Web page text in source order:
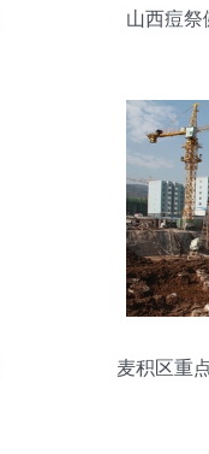
山西痘祭
麦积区重